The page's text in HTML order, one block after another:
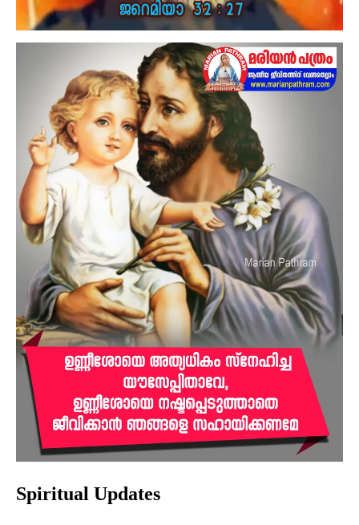
Spiritual Updates